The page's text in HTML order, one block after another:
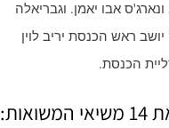
אבו יאמן. וגבריאלה
ראש הכנסת יריב לוין
הכנסת.